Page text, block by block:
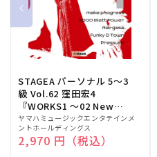
STAGEA パーソナル 5～3
級 Vol.62 窪田宏4
『WORKS1 ～02 New
edition～』
販
売
元:
ヤマハミュージックエンタテインメ
ントホールディングス
通常価格
2,970 円（税込）